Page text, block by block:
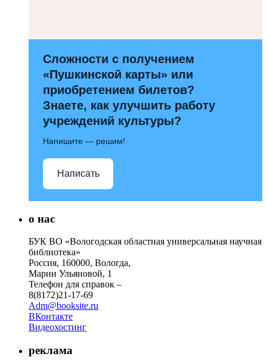
Сложности с получением
«Пушкинской карты» или
приобретением билетов?
Знаете, как улучшить работу
учреждений культуры?
Напишите — решим!
Написать
о нас
БУК ВО «Вологодская областная универсальная научная
библиотека»
Россия, 160000, Вологда,
Марии Ульяновой, 1
Телефон для справок –
8(8172)21-17-69
Adm@booksite.ru
ВКонтакте
Видеохостинг
реклама